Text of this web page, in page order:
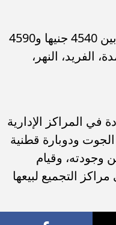
وبلغت الكميات المباعة نحو 4.9 ألف قنطار قطن بأسعار للترسية تراوحت بين 4540 جنيها و4590
هي : الكان، العمدة، الفريد، النهر،
في المراكز الإدارية
ودوبارة قطنية
وجودته، وقيام
التجميع لبيعها